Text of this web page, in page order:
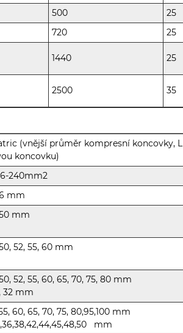
500 25
720 25
1440 25
2500 35
(vnější průměr kompresní koncovky,
koncovku)
240mm2
mm
mm
52, 55, 60 mm
52, 55, 60, 65, 70, 75, 80 mm
32 mm
60, 65, 70, 75, 80,95,100 mm
mm